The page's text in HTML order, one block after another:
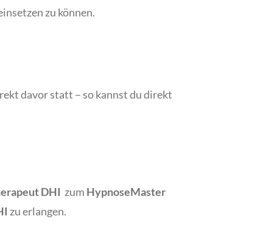
zu können.
davor statt – so kannst du direkt
DHI zum HypnoseMaster
zu erlangen.